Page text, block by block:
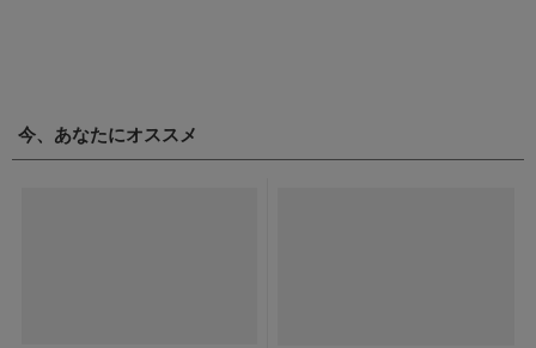
今、あなたにオススメ